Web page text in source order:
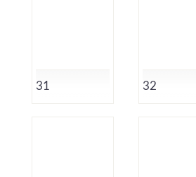
31 32